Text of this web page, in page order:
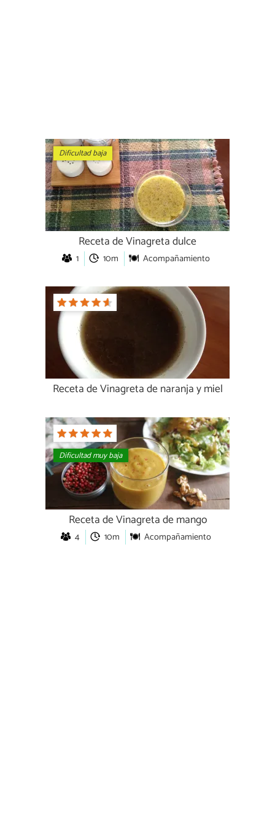
Dificultad baja
Receta de Vinagreta dulce
1 10m Acompañamiento
Receta de Vinagreta de naranja y miel
Dificultad muy baja
Receta de Vinagreta de mango
4 10m Acompañamiento